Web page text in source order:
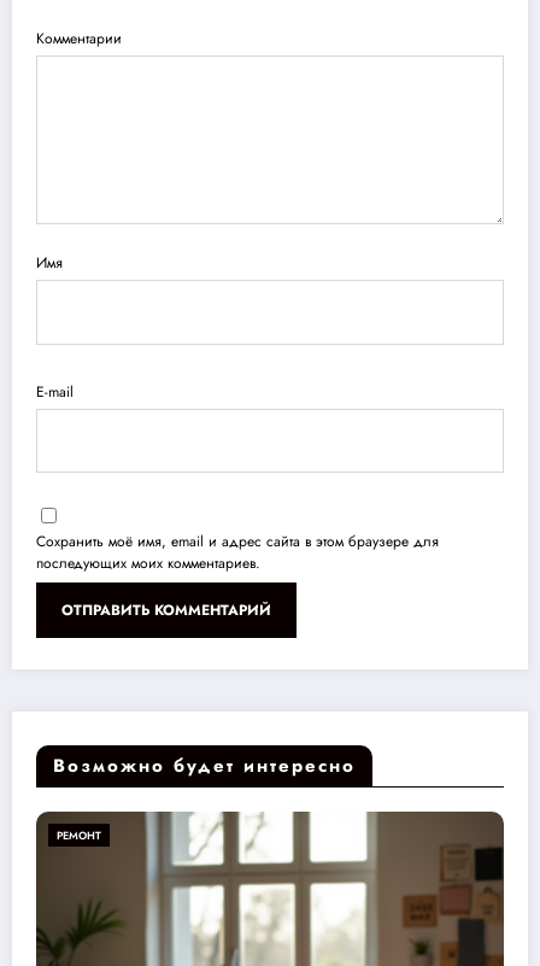
Комментарии
Имя
E-mail
Сохранить моё имя, email и адрес сайта в этом браузере для
последующих моих комментариев.
Возможно будет интересно